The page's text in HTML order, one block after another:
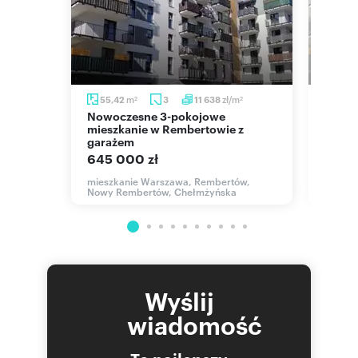
55,42 m2 3 11 638zł/m2
Nowoczesne 3-pokojowe
mieszkanie w Rembertowie z
garażem
645 000 zł
mieszkanie Warszawa, Rembertów,
Nowy Rembertów, Chełmżyńska
Wyślij
wiadomość